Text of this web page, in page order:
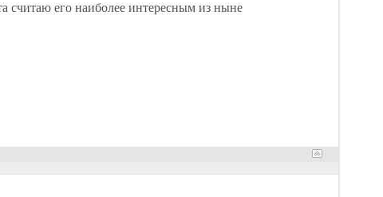
считаю его наиболее интересным из ныне